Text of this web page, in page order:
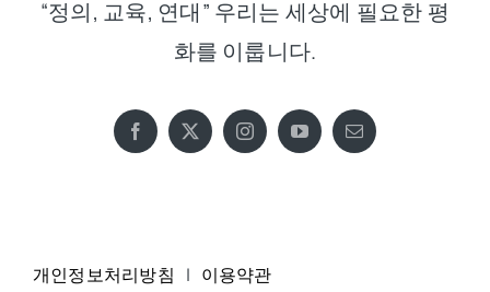
“정의, 교육, 연대” 우리는 세상에 필요한 평
화를 이룹니다.
개인정보처리방침 | 이용약관